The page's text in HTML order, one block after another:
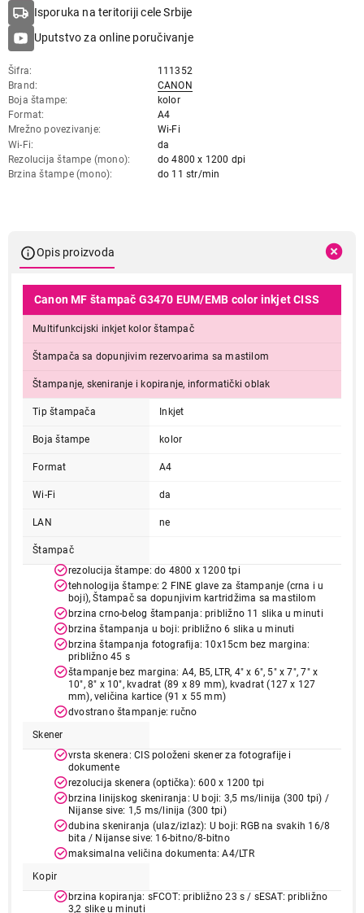
Isporuka na teritoriji cele Srbije
Uputstvo za online poručivanje
Šifra
111352
Brand
CANON
Boja štampe
kolor
Format
A4
Mrežno povezivanje
Wi-Fi
Wi-Fi
da
Rezolucija štampe (mono)
do 4800 x 1200 dpi
Brzina štampe (mono)
do 11 str/min
Opis proizvoda
Canon MF štampač G3470 EUM/EMB color inkjet CISS
Multifunkcijski inkjet kolor štampač
Štampača sa dopunjivim rezervoarima sa mastilom
Štampanje, skeniranje i kopiranje, informatički oblak
Tip štampača Inkjet
Boja štampe kolor
Format A4
Wi-Fi da
LAN ne
Štampač
rezolucija štampe: do 4800 x 1200 tpi
tehnologija štampe: 2 FINE glave za štampanje (crna i u
boji), Štampač sa dopunjivim kartridžima sa mastilom
brzina crno-belog štampanja: približno 11 slika u minuti
brzina štampanja u boji: približno 6 slika u minuti
brzina štampanja fotografija: 10x15cm bez margina:
približno 45 s
štampanje bez margina: A4, B5, LTR, 4" x 6", 5" x 7", 7" x
10", 8" x 10", kvadrat (89 x 89 mm), kvadrat (127 x 127
mm), veličina kartice (91 x 55 mm)
dvostrano štampanje: ručno
Skener
vrsta skenera: CIS položeni skener za fotografije i
dokumente
rezolucija skenera (optička): 600 x 1200 tpi
brzina linijskog skeniranja: U boji: 3,5 ms/linija (300 tpi) /
Nijanse sive: 1,5 ms/linija (300 tpi)
dubina skeniranja (ulaz/izlaz): U boji: RGB na svakih 16/8
bita / Nijanse sive: 16-bitno/8-bitno
maksimalna veličina dokumenta: A4/LTR
Kopir
brzina kopiranja: sFCOT: približno 23 s / sESAT: približno
3,2 slike u minuti
ŠTAMPAČI
Canon G3470 EUM/EMB color inkjet CISS
Proizvod je dodat u korpu.
Ukupno u korpi:0,00
Nastavi kupovinu